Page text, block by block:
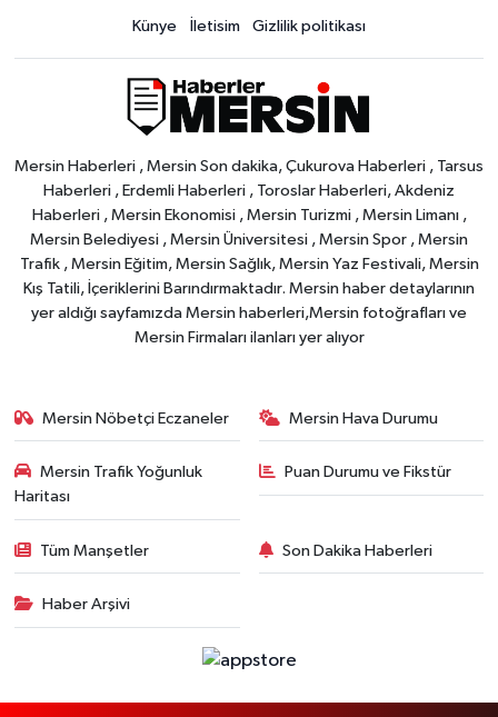
Künye İletisim Gizlilik politikası
Mersin Haberleri , Mersin Son dakika, Çukurova Haberleri , Tarsus
Haberleri , Erdemli Haberleri , Toroslar Haberleri, Akdeniz
Haberleri , Mersin Ekonomisi , Mersin Turizmi , Mersin Limanı ,
Mersin Belediyesi , Mersin Üniversitesi , Mersin Spor , Mersin
Trafik , Mersin Eğitim, Mersin Sağlık, Mersin Yaz Festivali, Mersin
Kış Tatili, İçeriklerini Barındırmaktadır. Mersin haber detaylarının
yer aldığı sayfamızda Mersin haberleri,Mersin fotoğrafları ve
Mersin Firmaları ilanları yer alıyor
Mersin Nöbetçi Eczaneler Mersin Hava Durumu
Mersin Trafik Yoğunluk
Haritası
Puan Durumu ve Fikstür
Tüm Manşetler Son Dakika Haberleri
Haber Arşivi